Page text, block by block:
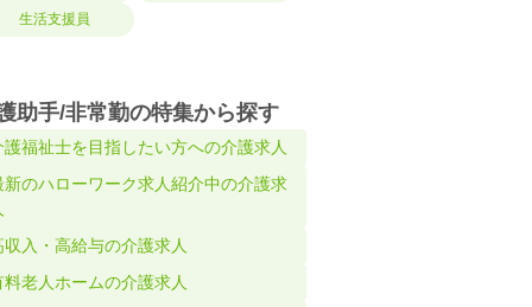
生活支援員
助手/非常勤の特集から探す
護福祉士を目指したい方への介護求人
新のハローワーク求人紹介中の介護求
収入・高給与の介護求人
料老人ホームの介護求人